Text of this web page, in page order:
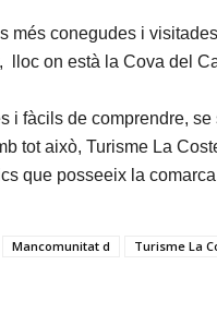
més conegudes i
lloc on està la Cova del
i fàcils de comprendre,
tot això, Turisme La
que posseeix la
Mancomunitat d Turisme La